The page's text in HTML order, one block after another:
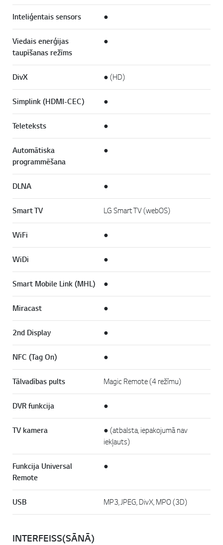
Inteliģentais sensors ●
Viedais enerģijas
taupīšanas režīms
●
DivX ● (HD)
Simplink (HDMI-CEC) ●
Teleteksts ●
Automātiska
programmēšana
●
DLNA ●
Smart TV LG Smart TV (webOS)
WiFi ●
WiDi ●
Smart Mobile Link (MHL) ●
Miracast ●
2nd Display ●
NFC (Tag On) ●
Tālvadības pults Magic Remote (4 režīmu)
DVR funkcija ●
TV kamera
● (atbalsta, iepakojumā nav
iekļauts)
Funkcija Universal
Remote
●
USB MP3, JPEG, DivX, MPO (3D)
INTERFEISS(SĀNĀ)